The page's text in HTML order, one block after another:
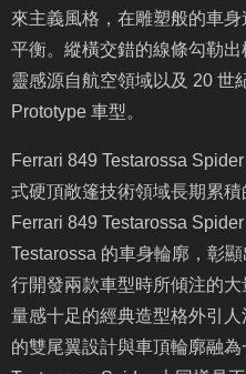
來主義風格，在雕塑般的車
平衡。縱橫交錯的線條勾勒
靈感源自航空領域以及 20 世
Prototype 車型。
Ferrari 849 Testarossa Spider
式硬頂敞篷技術領域長期累積
Ferrari 849 Testarossa Spider
Testarossa 的車身輪廓，彰顯
行開發兩款車型時所傾注的
量感十足的經典造型格外引人
的雙尾翼設計與車頂輪廓融為